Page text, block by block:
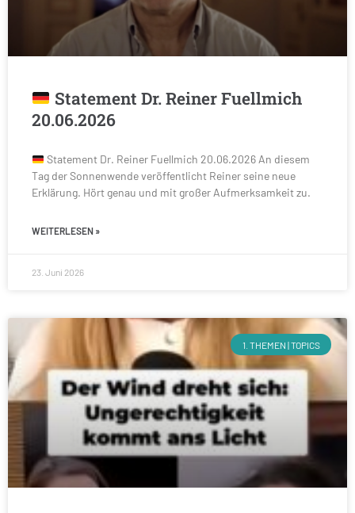
Statement Dr. Reiner Fuellmich
20.06.2026
Statement Dr. Reiner Fuellmich 20.06.2026 An diesem
Tag der Sonnenwende veröffentlicht Reiner seine neue
Erklärung. Hört genau und mit großer Aufmerksamkeit zu.
WEITERLESEN »
23. Juni 2026
1. THEMEN | TOPICS